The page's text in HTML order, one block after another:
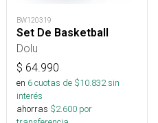
BW120319
Set De Basketball
Dolu
$ 64.990
en 6cuotas de $10.832sin
interés
ahorras $2.600 por